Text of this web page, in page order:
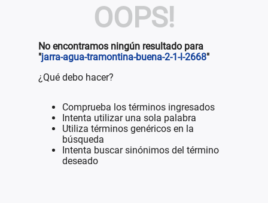
OOPS!
No encontramos ningún resultado para
"jarra-agua-tramontina-buena-2-1-l-2668"
¿Qué debo hacer?
Comprueba los términos ingresados
Intenta utilizar una sola palabra
Utiliza términos genéricos en la
búsqueda
Intenta buscar sinónimos del término
deseado
apple